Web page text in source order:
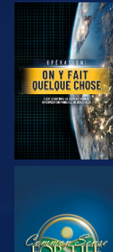
REGARDER
REGARDER